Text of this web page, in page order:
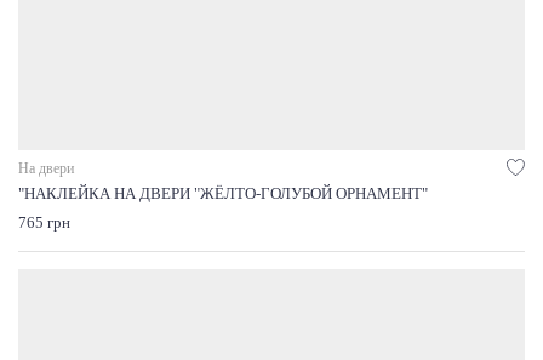
На двери
"НАКЛЕЙКА НА ДВЕРИ "ЖЁЛТО-ГОЛУБОЙ ОРНАМЕНТ"
765 грн